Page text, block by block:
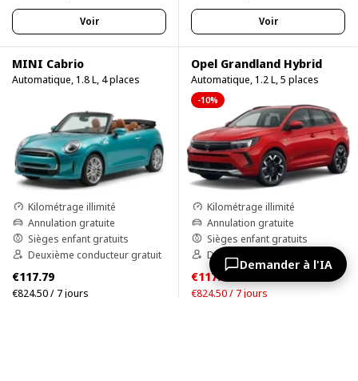
Voir Voir
MINI Cabrio
Automatique, 1.8 L, 4 places
Kilométrage illimité
Annulation gratuite
Sièges enfant gratuits
Deuxième conducteur gratuit
€117.79
€824.50 / 7 jours
Opel Grandland Hybrid
Automatique, 1.2 L, 5 places
-10%
Kilométrage illimité
Annulation gratuite
Sièges enfant gratuits
Deuxième conducteur gratuit
€117.79
€824.50 / 7 jours
Demander à l'IA